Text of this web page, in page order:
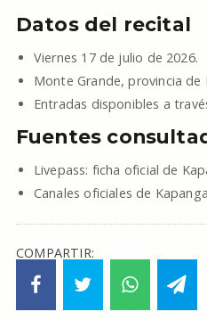
Datos del recital
Viernes 17 de julio de 2026.
Monte Grande, provincia de
Entradas disponibles a
Fuentes
Livepass: ficha oficial de
Canales oficiales de
COMPARTIR: